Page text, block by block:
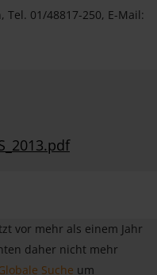
Tel. 01/48817-250, E-Mail:
vor mehr als einem Jahr
daher nicht mehr
Suche um